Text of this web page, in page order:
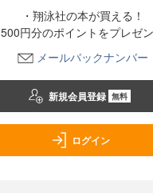
・翔泳社の本が買える！
500円分のポイントをプレゼ
メールバックナンバー
新規会員登録 無料
ログイン